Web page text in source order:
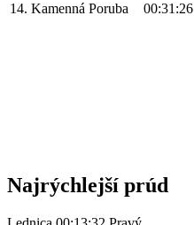
14. Kamenná Poruba 00:31:26
Najrýchlejší prúd